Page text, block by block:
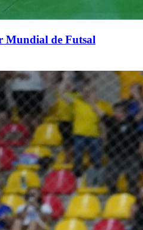
Mundial de Futsal